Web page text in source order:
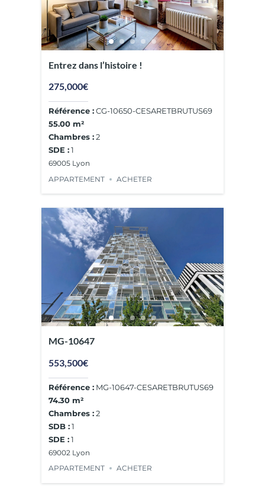
Entrez dans l’histoire !
275,000€
Référence :CG-10650-CESARETBRUTUS69
55.00 m²
Chambres :2
SDE :1
69005 Lyon
APPARTEMENT
ACHETER
MG-10647
553,500€
Référence : MG-10647-CESARETBRUTUS69
74.30 m²
Chambres :2
SDB :1
SDE :1
69002 Lyon
APPARTEMENT
ACHETER